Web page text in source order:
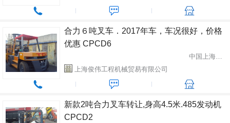
合力６吨叉车．2017年车，车况很好，价格
优惠 CPCD6
中国上海市闵行区
上海俊伟工程机械贸易有限公司
新款2吨合力叉车转让,身高4.5米.485发动机
CPCD2